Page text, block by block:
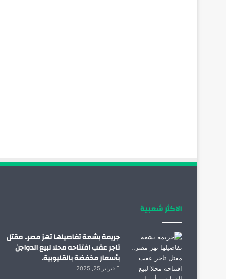
الاكثر شعبية
جريمة بشعة تفاصيلها تهز مصر.. مقتل
تاجر عقب افتتاحه محلا لبيع الدواجن
بأسعار مخفضة بالقليوبية.
فبراير 25, 2025